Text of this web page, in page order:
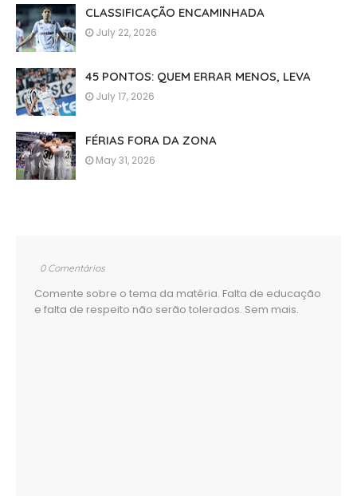
CLASSIFICAÇÃO ENCAMINHADA
July 22, 2026
45 PONTOS: QUEM ERRAR MENOS, LEVA
July 17, 2026
FÉRIAS FORA DA ZONA
May 31, 2026
0 Comentários
Comente sobre o tema da matéria. Falta de educação
e falta de respeito não serão tolerados. Sem mais.